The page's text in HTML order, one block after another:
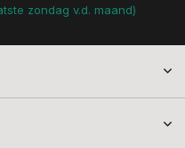
zondag v.d. maand)